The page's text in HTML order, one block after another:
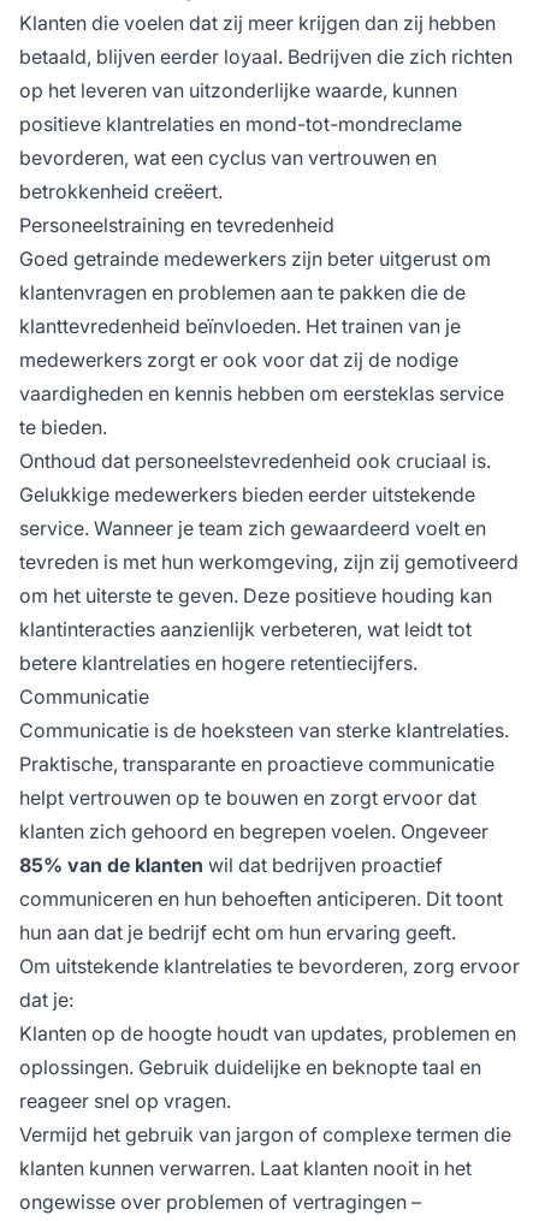
Klanten die voelen dat zij meer krijgen dan zij hebben
betaald, blijven eerder loyaal. Bedrijven die zich richten
op het leveren van uitzonderlijke waarde, kunnen
positieve klantrelaties en mond-tot-mondreclame
bevorderen, wat een cyclus van vertrouwen en
betrokkenheid creëert.
Personeelstraining en tevredenheid
Goed getrainde medewerkers zijn beter uitgerust om
klantenvragen en problemen aan te pakken die de
klanttevredenheid beïnvloeden. Het trainen van je
medewerkers zorgt er ook voor dat zij de nodige
vaardigheden en kennis hebben om eersteklas service
te bieden.
Onthoud dat personeelstevredenheid ook cruciaal is.
Gelukkige medewerkers bieden eerder uitstekende
service. Wanneer je team zich gewaardeerd voelt en
tevreden is met hun werkomgeving, zijn zij gemotiveerd
om het uiterste te geven. Deze positieve houding kan
klantinteracties aanzienlijk verbeteren, wat leidt tot
betere klantrelaties en hogere retentiecijfers.
Communicatie
Communicatie is de hoeksteen van sterke klantrelaties.
Praktische, transparante en proactieve communicatie
helpt vertrouwen op te bouwen en zorgt ervoor dat
klanten zich gehoord en begrepen voelen. Ongeveer
85% van de klanten wil dat bedrijven proactief
communiceren en hun behoeften anticiperen. Dit toont
hun aan dat je bedrijf echt om hun ervaring geeft.
Om uitstekende klantrelaties te bevorderen, zorg ervoor
dat je:
Klanten op de hoogte houdt van updates, problemen en
oplossingen. Gebruik duidelijke en beknopte taal en
reageer snel op vragen.
Vermijd het gebruik van jargon of complexe termen die
klanten kunnen verwarren. Laat klanten nooit in het
ongewisse over problemen of vertragingen –